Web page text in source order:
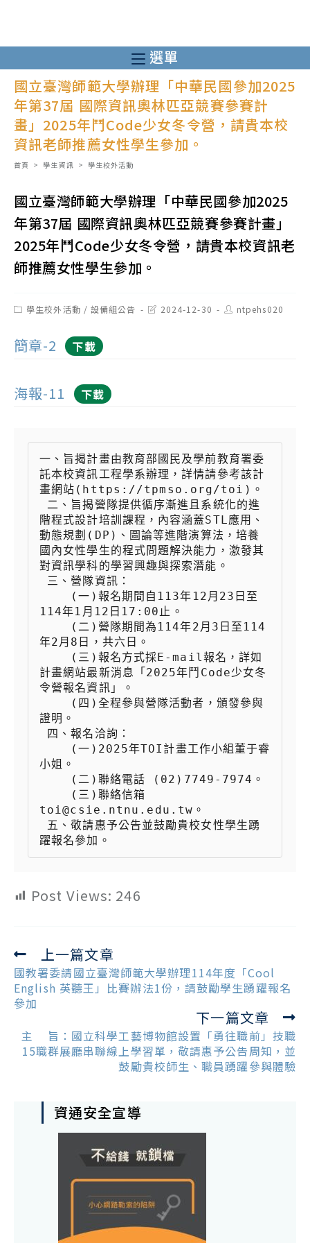
至
主
內
選單
國立臺灣師範大學辦理「中華民國參加2025
年第37屆 國際資訊奧林匹亞競賽參賽計
畫」2025年鬥Code少女冬令營，請貴本校
資訊老師推薦女性學生參加。
首頁 > 學生資訊 > 學生校外活動
國立臺灣師範大學辦理「中華民國參加2025
年第37屆 國際資訊奧林匹亞競賽參賽計畫」
2025年鬥Code少女冬令營，請貴本校資訊老
師推薦女性學生參加。
Post學生校外活動 / 設備組公告
Post2024-12-30
Post
author:
ntpehs020
簡章-2 下載
海報-11 下載
一、旨揭計畫由教育部國民及學前教育署委
託本校資訊工程學系辦理，詳情請參考該計
畫網站(https://tpmso.org/toi)。
階程式設計培訓課程，內容涵蓋STL應用、
動態規劃(DP)、圖論等進階演算法，培養
國內女性學生的程式問題解決能力，激發其
對資訊學科的學習興趣與探索潛能。
114年1月12日17:00止。
年2月8日，共六日。
計畫網站最新消息「2025年鬥Code少女冬
令營報名資訊」。
證明。
小姐。
toi@csie.ntnu.edu.tw。
躍報名參加。
Post Views: 246
Read
more
articles
上一篇文章
國教署委請國立臺灣師範大學辦理114年度「Cool
English 英聽王」比賽辦法1份，請鼓勵學生踴躍報名
參加
下一篇文章
主 旨：國立科學工藝博物館設置「勇往職前」技職
15職群展廳串聯線上學習單，敬請惠予公告周知，並
鼓勵貴校師生、職員踴躍參與體驗
資通安全宣導